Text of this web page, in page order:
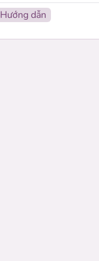
Hướng dẫn